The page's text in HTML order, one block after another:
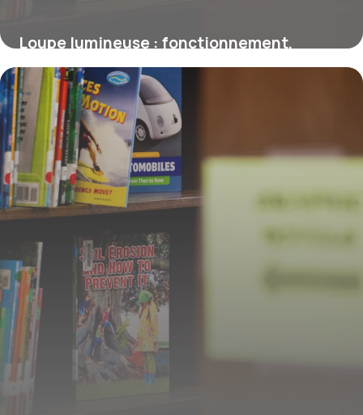
Loupe lumineuse : fonctionnement,
usages et conseils d’achat
26 février 2026